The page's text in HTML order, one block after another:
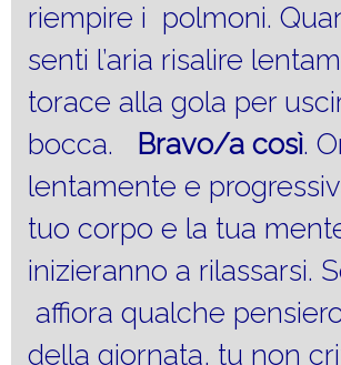
riempire i polmoni.
senti l’aria risalire
torace alla gola per
bocca.
Bravo/a così.
lentamente e
tuo corpo e la tua
inizieranno a rilassarsi.
affiora qualche
della giornata, tu non